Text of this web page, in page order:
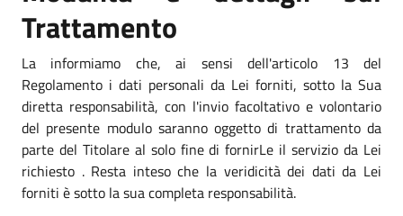
Trattamento
La informiamo che, ai sensi dell'articolo 13 del
Regolamento i dati personali da Lei forniti, sotto la Sua
diretta responsabilità, con l'invio facoltativo e volontario
del presente modulo saranno oggetto di trattamento da
parte del Titolare al solo fine di fornirLe il servizio da Lei
richiesto . Resta inteso che la veridicità dei dati da Lei
forniti è sotto la sua completa responsabilità.